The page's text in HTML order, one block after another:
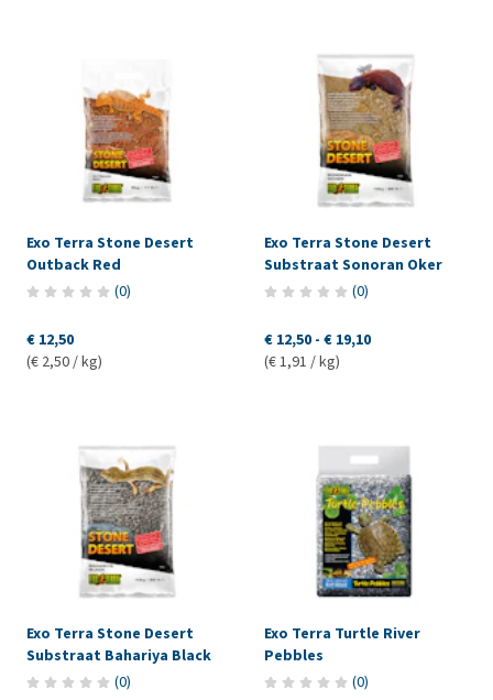
Exo Terra Stone Desert
Outback Red
(0)
€ 12,50
(€ 2,50 / kg)
Exo Terra Stone Desert
Substraat Sonoran Oker
(0)
€ 12,50 - € 19,10
(€ 1,91 / kg)
Exo Terra Stone Desert
Substraat Bahariya Black
(0)
Exo Terra Turtle River
Pebbles
(0)